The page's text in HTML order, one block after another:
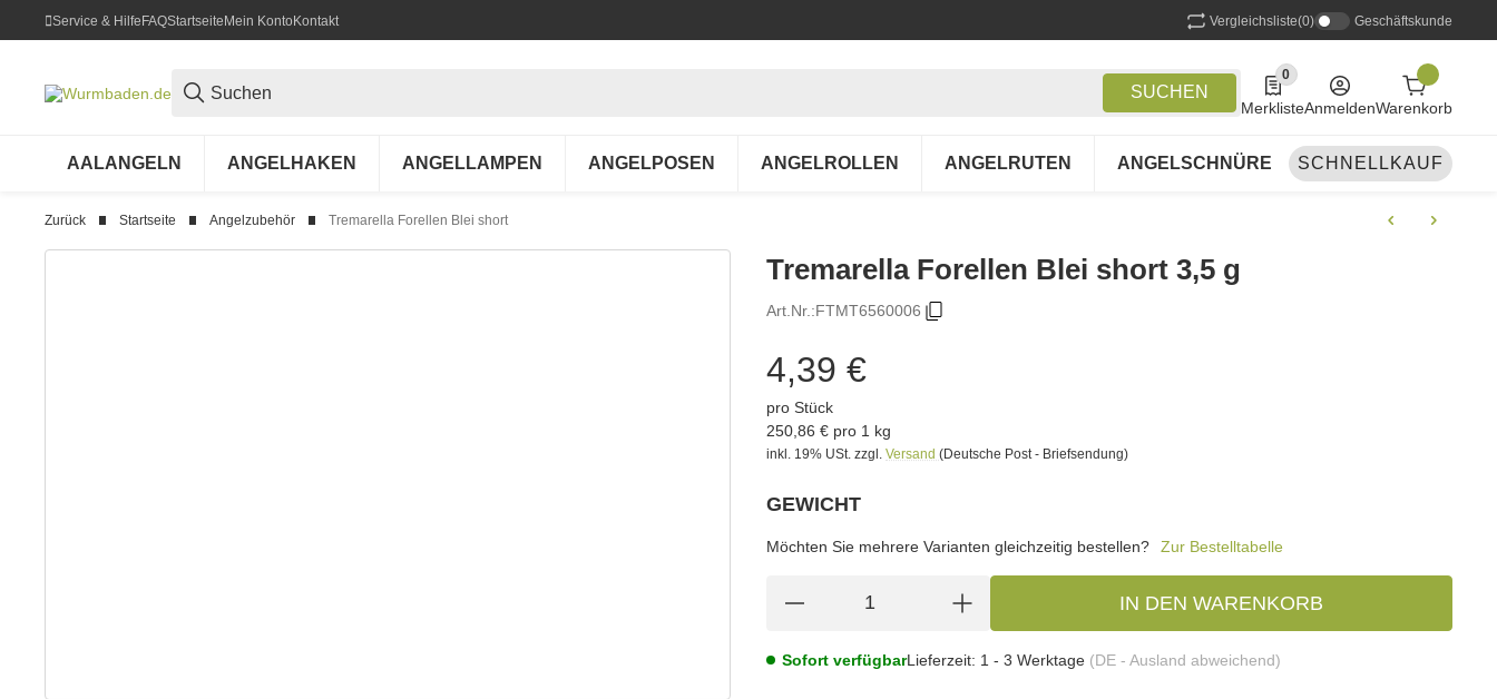
Service & HilfeFAQStartseiteMein KontoKontakt Vergleichsliste(0) Geschäftskunde
SUCHEN
0
0 Produkte in der Liste
MerklisteAnmeldenWarenkorb
AALANGELN ANGELHAKEN ANGELLAMPEN ANGELPOSEN ANGELROLLEN ANGELRUTEN ANGELSCHNÜRE ANGELSETS
SCHNELLKAUF
Zurück Startseite Angelzubehör Tremarella Forellen Blei short
Tremarella Forellen Blei short 3,5 g
Art.Nr.:FTMT6560006
4,39 €
pro Stück
250,86 € pro 1 kg
inkl. 19% USt. zzgl. Versand (Deutsche Post - Briefsendung)
GEWICHT
Möchten Sie mehrere Varianten gleichzeitig bestellen?
Zur Bestelltabelle
IN DEN WARENKORB
Sofort verfügbarLieferzeit: 1 - 3 Werktage (DE - Ausland abweichend)